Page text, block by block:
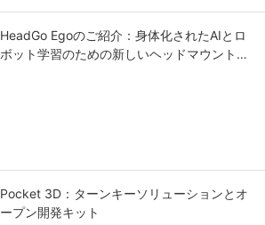
HeadGo Egoのご紹介：身体化されたAIとロ
ボット学習のための新しいヘッドマウント型
Pocket 3D：ターンキーソリューションとオ
ープン開発キット